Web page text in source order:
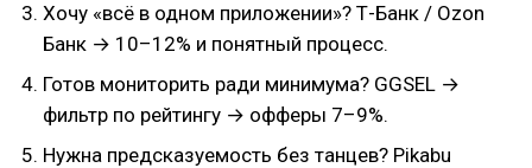
Хочу «всё в одном приложении»? Т-Банк / Ozon
Банк → 10–12% и понятный процесс.
Готов мониторить ради минимума? GGSEL →
фильтр по рейтингу → офферы 7–9%.
Нужна предсказуемость без танцев? Pikabu